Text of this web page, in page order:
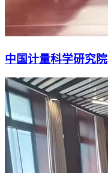
中国计量科学研究院